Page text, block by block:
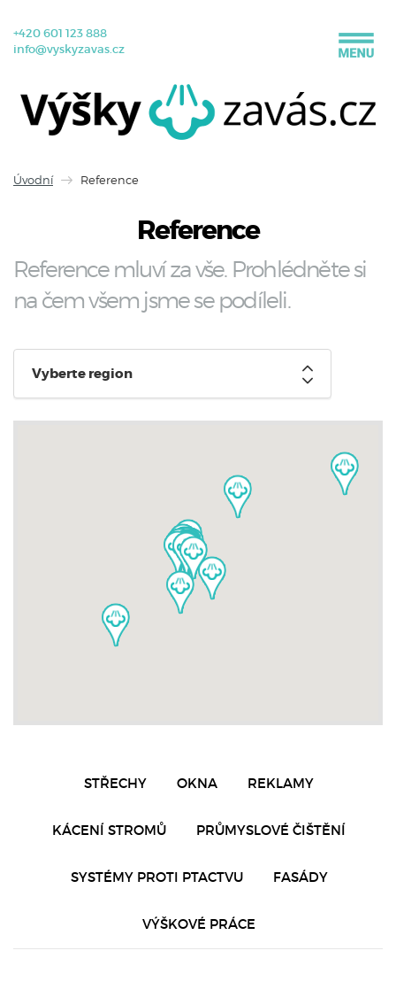
+420 601 123 888
info@vyskyzavas.cz
Úvodní Reference
Reference
Reference mluví za vše. Prohlédněte si
na čem všem jsme se podíleli.
Vyberte region
STŘECHY OKNA REKLAMY
KÁCENÍ STROMŮ PRŮMYSLOVÉ ČIŠTĚNÍ
SYSTÉMY PROTI PTACTVU FASÁDY
VÝŠKOVÉ PRÁCE